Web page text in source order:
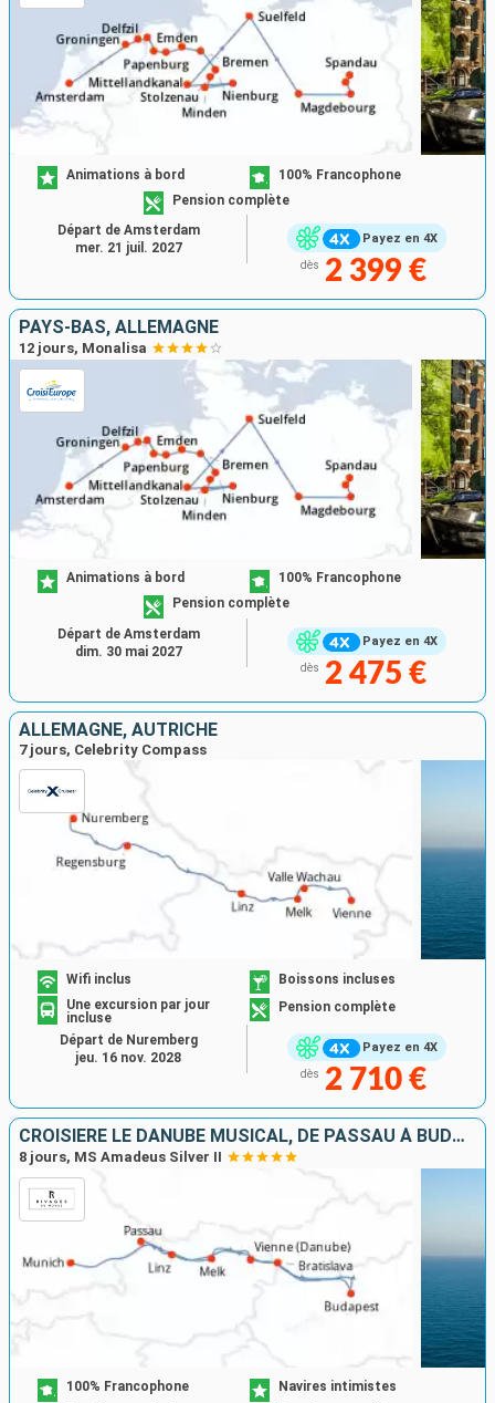
Payez en 4X
Animations à bord
100% Francophone
Pension complète
dès 2 399 €
Départ de Amsterdam
mer. 21 juil. 2027
PAYS-BAS, ALLEMAGNE
12 jours, Monalisa
Payez en 4X
Animations à bord
100% Francophone
Pension complète
dès 2 475 €
Départ de Amsterdam
dim. 30 mai 2027
ALLEMAGNE, AUTRICHE
7 jours, Celebrity Compass
Payez en 4X
Wifi inclus
Boissons incluses
Une excursion par jour
incluse
Pension complète
dès 2 710 €
Départ de Nuremberg
jeu. 16 nov. 2028
CROISIÈRE LE DANUBE MUSICAL, DE PASSAU À BUDAPEST
8 jours, MS Amadeus Silver II
100% Francophone
Navires intimistes